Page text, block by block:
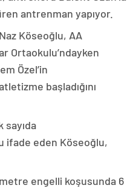
antrenman yapıyor.
Köseoğlu, AA
Ortaokulu’ndayken
Özel’in
başladığını
sayıda
ifade eden Köseoğlu,
metre engelli koşusunda 6